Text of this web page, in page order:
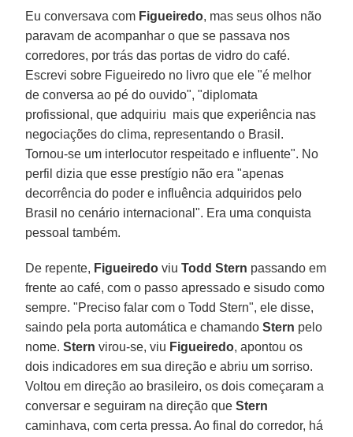
Eu conversava com Figueiredo, mas seus olhos não
paravam de acompanhar o que se passava nos
corredores, por trás das portas de vidro do café.
Escrevi sobre Figueiredo no livro que ele "é melhor
de conversa ao pé do ouvido", "diplomata
profissional, que adquiriu mais que experiência nas
negociações do clima, representando o Brasil.
Tornou-se um interlocutor respeitado e influente". No
perfil dizia que esse prestígio não era "apenas
decorrência do poder e influência adquiridos pelo
Brasil no cenário internacional". Era uma conquista
pessoal também.
De repente, Figueiredoviu Todd Stern passando em
frente ao café, com o passo apressado e sisudo como
sempre. "Preciso falar com o Todd Stern", ele disse,
saindo pela porta automática e chamandoStern pelo
nome.Sternvirou-se, viu Figueiredo, apontou os
dois indicadores em sua direção e abriu um sorriso.
Voltou em direção ao brasileiro, os dois começaram a
conversar e seguiram na direção queStern
caminhava, com certa pressa. Ao final do corredor, há